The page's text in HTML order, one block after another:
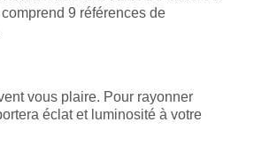
9 références de
vous plaire. Pour rayonner
éclat et luminosité à votre